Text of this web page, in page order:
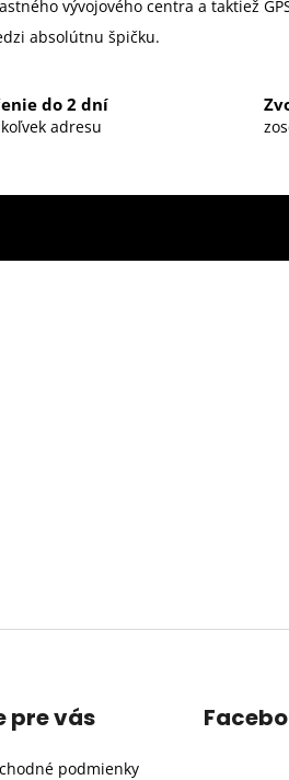
vývojového centra a taktiež
absolútnu špičku.
do 2 dní
adresu
pre vás
podmienky